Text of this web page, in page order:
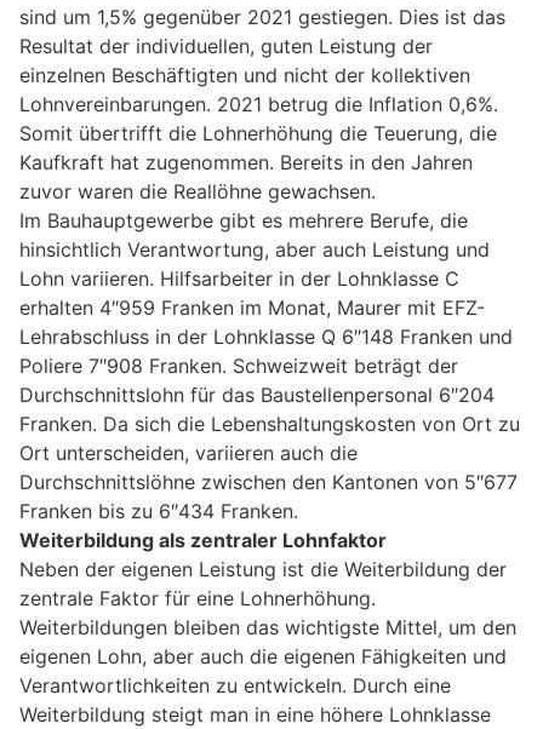
sind um 1,5% gegenüber 2021 gestiegen. Dies ist das
Resultat der individuellen, guten Leistung der
einzelnen Beschäftigten und nicht der kollektiven
Lohnvereinbarungen. 2021 betrug die Inflation 0,6%.
Somit übertrifft die Lohnerhöhung die Teuerung, die
Kaufkraft hat zugenommen. Bereits in den Jahren
zuvor waren die Reallöhne gewachsen.
Im Bauhauptgewerbe gibt es mehrere Berufe, die
hinsichtlich Verantwortung, aber auch Leistung und
Lohn variieren. Hilfsarbeiter in der Lohnklasse C
erhalten 4″959 Franken im Monat, Maurer mit EFZ-
Lehrabschluss in der Lohnklasse Q 6″148 Franken und
Poliere 7″908 Franken. Schweizweit beträgt der
Durchschnittslohn für das Baustellenpersonal 6″204
Franken. Da sich die Lebenshaltungskosten von Ort zu
Ort unterscheiden, variieren auch die
Durchschnittslöhne zwischen den Kantonen von 5″677
Franken bis zu 6″434 Franken.
Weiterbildung als zentraler Lohnfaktor
Neben der eigenen Leistung ist die Weiterbildung der
zentrale Faktor für eine Lohnerhöhung.
Weiterbildungen bleiben das wichtigste Mittel, um den
eigenen Lohn, aber auch die eigenen Fähigkeiten und
Verantwortlichkeiten zu entwickeln. Durch eine
Weiterbildung steigt man in eine höhere Lohnklasse